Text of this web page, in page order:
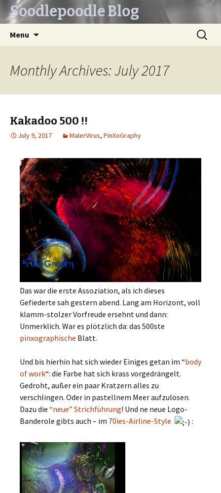
Soodlepoodle Blog
Menu
Search
for:
Monthly Archives: July 2017
Kakadoo 500 !!
July 9, 2017 MalerVirus, PinXoGraphy
Das war die erste Assoziation, als ich dieses
Gefiederte sah gestern abend. Lang am Horizont, voll
klamm-stolzer Vorfreude ersehnt und dann:
Unmerklich. War es plötzlich da: das 500ste
pinxographische Blatt.
Und bis hierhin hat sich wieder Einiges getan im “body
of work“: die Farbe hat sich krass vorgedrängelt.
Gedroht, außer ein paar Kratzern alles zu
verschlingen. Oder in pastellnem Meer aufzulösen.
Dazu die “neue” Strichführung! Und ne neue Logo-
Banderole gibts auch – im 70ies-Airline-Style :